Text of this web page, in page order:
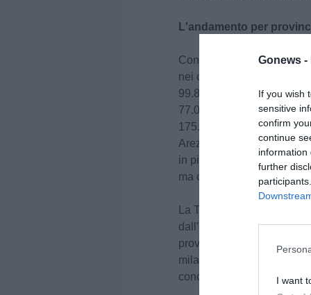
Gonews -
If you wish
sensitive
confirm
continue
information
further
I want
L'andamento per
Con gli ultimi casi
nei comuni della Città
99.827 in provincia di
77.001 a Massa Carrara
175.939 a Pisa (451 in
Arezzo (301 in più),
in più). A questi vanno
ma che riguardano
La Toscana ha circa
dall'inizio della pandemia
provincia di notifica con il
mila abitanti), seguita da
concentrazione si